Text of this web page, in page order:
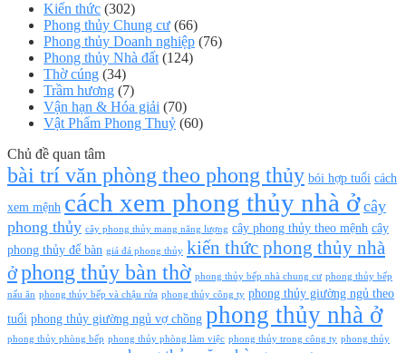
Kiến thức (302)
Phong thủy Chung cư (66)
Phong thủy Doanh nghiệp (76)
Phong thủy Nhà đất (124)
Thờ cúng (34)
Trầm hương (7)
Vận hạn & Hóa giải (70)
Vật Phẩm Phong Thuỷ (60)
Chủ đề quan tâm
bài trí văn phòng theo phong thủy bói hợp tuổi cách
xem mệnh cách xem phong thủy nhà ở cây
phong thủy cây phong thủy mang năng lượng cây phong thủy theo mệnh cây
phong thủy để bàn giá đá phong thủy kiến thức phong thủy nhà
ởphong thủy bàn thờ phong thủy bếp nhà chung cư phong thủy bếp
nấu ăn phong thủy bếp và chậu rửa phong thủy công ty phong thủy giường ngủ theo
tuổi phong thủy giường ngủ vợ chồng phong thủy nhà ở
phong thủy phòng bếp phong thủy phòng làm việc phong thủy trong công ty phong thủy